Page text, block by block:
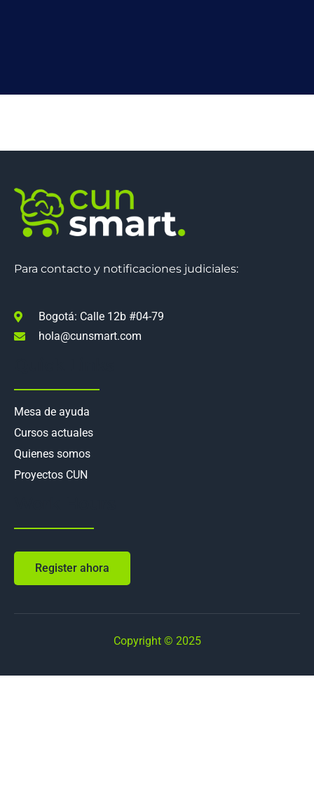
Para contacto y notificaciones judiciales:
Bogotá: Calle 12b #04-79
hola@cunsmart.com
Mesa de ayuda
Cursos actuales
Quienes somos
Proyectos CUN
Register ahora
Copyright © 2025